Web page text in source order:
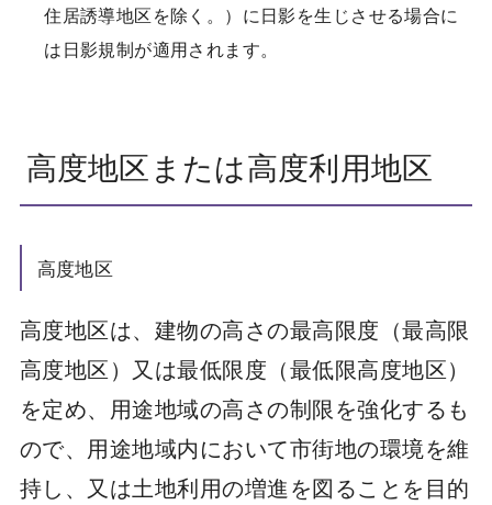
住居誘導地区を除く。）に日影を生じさせる場合に
は日影規制が適用されます。
高度地区または高度利用地区
高度地区
高度地区は、建物の高さの最高限度（最高限
高度地区）又は最低限度（最低限高度地区）
を定め、用途地域の高さの制限を強化するも
ので、用途地域内において市街地の環境を維
持し、又は土地利用の増進を図ることを目的